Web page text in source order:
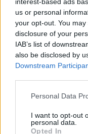
us or personal
your opt-out. You
disclosure of your
IAB’s list of
also be disclosed by
Downstream
Personal Data
I want to opt-out
personal data.
Opted In
Για την
πλειοψηφία των
τη διαχείριση
υιοθέτησης του
περισσότερη
παγκοσμίως (78%)